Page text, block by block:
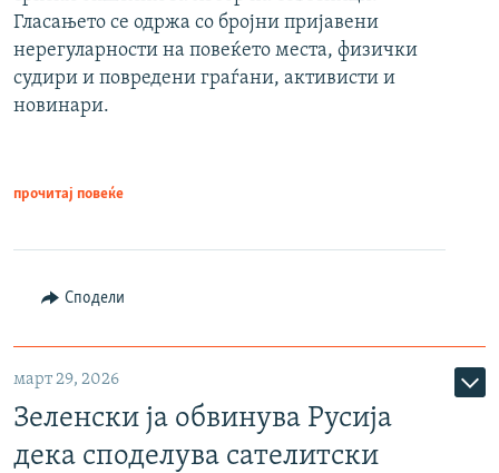
Гласањето се одржа со бројни пријавени
нерегуларности на повеќето места, физички
судири и повредени граѓани, активисти и
новинари.
прочитај повеќе
Сподели
март 29, 2026
Зеленски ја обвинува Русија
дека споделува сателитски